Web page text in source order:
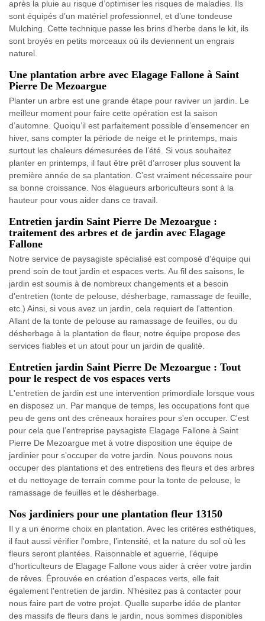
après la pluie au risque d’optimiser les risques de maladies. Ils
sont équipés d’un matériel professionnel, et d’une tondeuse
Mulching. Cette technique passe les brins d’herbe dans le kit, ils
sont broyés en petits morceaux où ils deviennent un engrais
naturel.
Une plantation arbre avec Elagage Fallone à Saint
Pierre De Mezoargue
Planter un arbre est une grande étape pour raviver un jardin. Le
meilleur moment pour faire cette opération est la saison
d’automne. Quoiqu’il est parfaitement possible d’ensemencer en
hiver, sans compter la période de neige et le printemps, mais
surtout les chaleurs démesurées de l’été. Si vous souhaitez
planter en printemps, il faut être prêt d’arroser plus souvent la
première année de sa plantation. C’est vraiment nécessaire pour
sa bonne croissance. Nos élagueurs arboriculteurs sont à la
hauteur pour vous aider dans ce travail.
Entretien jardin Saint Pierre De Mezoargue :
traitement des arbres et de jardin avec Elagage
Fallone
Notre service de paysagiste spécialisé est composé d'équipe qui
prend soin de tout jardin et espaces verts. Au fil des saisons, le
jardin est soumis à de nombreux changements et a besoin
d'entretien (tonte de pelouse, désherbage, ramassage de feuille,
etc.) Ainsi, si vous avez un jardin, cela requiert de l'attention.
Allant de la tonte de pelouse au ramassage de feuilles, ou du
désherbage à la plantation de fleur, notre équipe propose des
services fiables et un atout pour un jardin de qualité.
Entretien jardin Saint Pierre De Mezoargue : Tout
pour le respect de vos espaces verts
L'entretien de jardin est une intervention primordiale lorsque vous
en disposez un. Par manque de temps, les occupations font que
peu de gens ont des créneaux horaires pour s'en occuper. C'est
pour cela que l’entreprise paysagiste Elagage Fallone à Saint
Pierre De Mezoargue met à votre disposition une équipe de
jardinier pour s’occuper de votre jardin. Nous pouvons nous
occuper des plantations et des entretiens des fleurs et des arbres
et du nettoyage de terrain comme pour la tonte de pelouse, le
ramassage de feuilles et le désherbage.
Nos jardiniers pour une plantation fleur 13150
Il y a un énorme choix en plantation. Avec les critères esthétiques,
il faut aussi vérifier l'ombre, l’intensité, et la nature du sol où les
fleurs seront plantées. Raisonnable et aguerrie, l’équipe
d’horticulteurs de Elagage Fallone vous aider à créer votre jardin
de rêves. Éprouvée en création d’espaces verts, elle fait
également l'entretien de jardin. N’hésitez pas à contacter pour
nous faire part de votre projet. Quelle superbe idée de planter
des massifs de fleurs dans le jardin, nous sommes disponibles